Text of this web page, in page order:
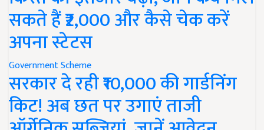
सकते हैं ₹2,000 और कैसे चेक करें
अपना स्टेटस
Government Scheme
सरकार दे रही ₹10,000 की गार्डनिंग
किट! अब छत पर उगाएं ताजी